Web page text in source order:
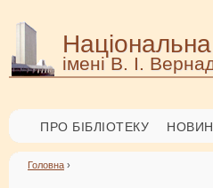
Національна
імені В. І.
ПРО БІБЛІОТЕКУ
Головна ›